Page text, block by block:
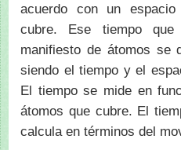
acuerdo con un
cubre. Ese tiempo
manifiesto de átomos se
siendo el tiempo y el
El tiempo se mide en
átomos que cubre. El
calcula en términos del